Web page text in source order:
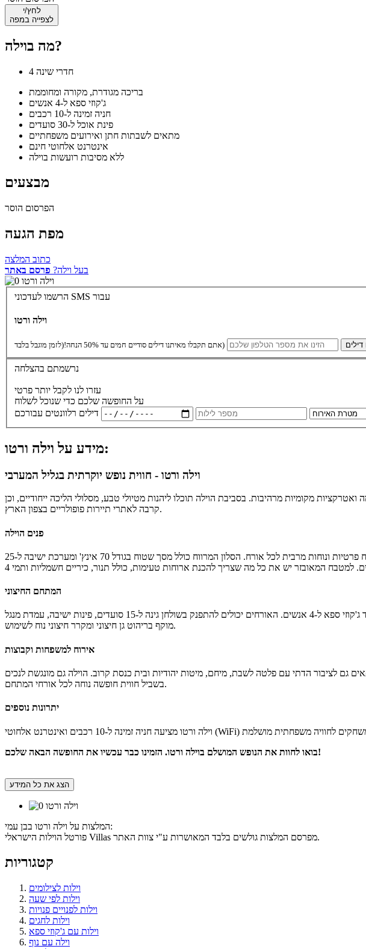
לחץ/י
לצפייה במפה
מה בוילה?
4 חדרי שינה
בריכה מגודרת, מקורה ומחוממת
ג'קוזי ספא ל-4 אנשים
חניה זמינה ל-10 רכבים
פינת אוכל ל-30 סועדים
מתאים לשבתות חתן ואירועים משפחתיים
אינטרנט אלחוטי חינם
ללא מסיבות רועשות בוילה
מבצעים
הפרסום הוסר
מפת הגעה
כתוב המלצה
בעל וילה? פרסם באתר
הרשמו לעדכוני SMS עבור
וילה ורטו
אתם תקבלו מאיתנו דילים סודיים חמים עד 50% הנחה!(לזמן מוגבל בלבד)
נרשמתם בהצלחה
עזרו לנו לקבל יותר פרטי
על החופשה שלכם כדי שנוכל לשלוח
מידע על וילה ורטו:
וילה ורטו - חווית נופש יוקרתית בגליל המערבי
מקומיות מרהיבות. בסביבת הוילה תוכלו ליהנות מטיולי טבע, מסלולי הליכה ייחודיים, וכן
קרבה לאתרי תיירות פופולריים בצפון הארץ.
פנים הוילה
וילה ורטו מתפרסת על שטח של 400 מ"ר בנוי ומציעה 4 חדרי שינה מפנקים עם חדר רחצה פרטי ונוף לגינה, מה שמבטיח פרטיות ונוחות מרבית לכל אורח. הסלון המרווח כולל מסך שטוח בגודל 70 אינץ' ומערכת ישיבה ל-25
המתחם החיצוני
בחצר הוילה תמצאו בריכה מגודרת, מחוממת ומקורה, מושלמת לחוויית שחייה בכל עונה, לצד ג'קוזי ספא ל-4 אנשים. האורחים יכולים להתפנק בשולחן גינה ל-15 סועדים, פינות ישיבה, עמדת מנגל BBQ, ומיטות שיזוף. כל זה
מוקף בריהוט גן חיצוני ומקרר חיצוני נוח לשימוש.
אירוח למשפחות וקבוצות
גם לציבור הדתי עם פלטה לשבת, מיחם, מיטות יהודיות ובית כנסת קרוב. הוילה גם מונגשת לנכים
בשביל חווית חופשה נוחה לכל אורחי המתחם.
יתרונות נוספים
בואו לחוות את הנופש המושלם בוילה ורטו. הזמינו כבר עכשיו את החופשה הבאה שלכם!
הצג את כל המידע
המלצות על וילה ורטו בבן עמי:
פורטל הוילות הישראלי Villas מפרסם המלצות גולשים בלבד המאושרות ע"י צוות האתר.
קטגוריות
וילות לצילומים
וילות לפי שעה
וילות לפנויים פנויות
וילות לחגים
וילות עם ג'קוזי ספא
וילה עם נוף